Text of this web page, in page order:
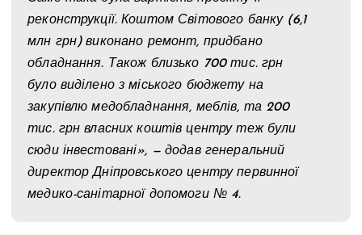
реконструкції. Коштом Світового банку (6,1
млн грн) виконано ремонт, придбано
обладнання. Також близько 700 тис. грн
було виділено з міського бюджету на
закупівлю медобладнання, меблів, та 200
тис. грн власних коштів центру теж були
сюди інвестовані», — додав генеральний
директор Дніпровського центру первинної
медико-санітарної допомоги № 4.